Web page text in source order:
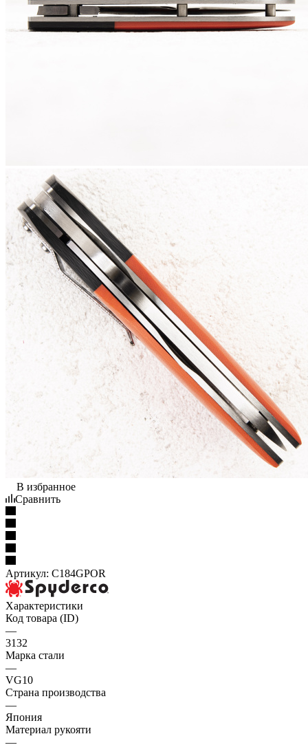
В избранное
Сравнить
Артикул: C184GPOR
Характеристики
Код товара (ID)
—
3132
Марка стали
—
VG10
Страна производства
—
Япония
Материал рукояти
—